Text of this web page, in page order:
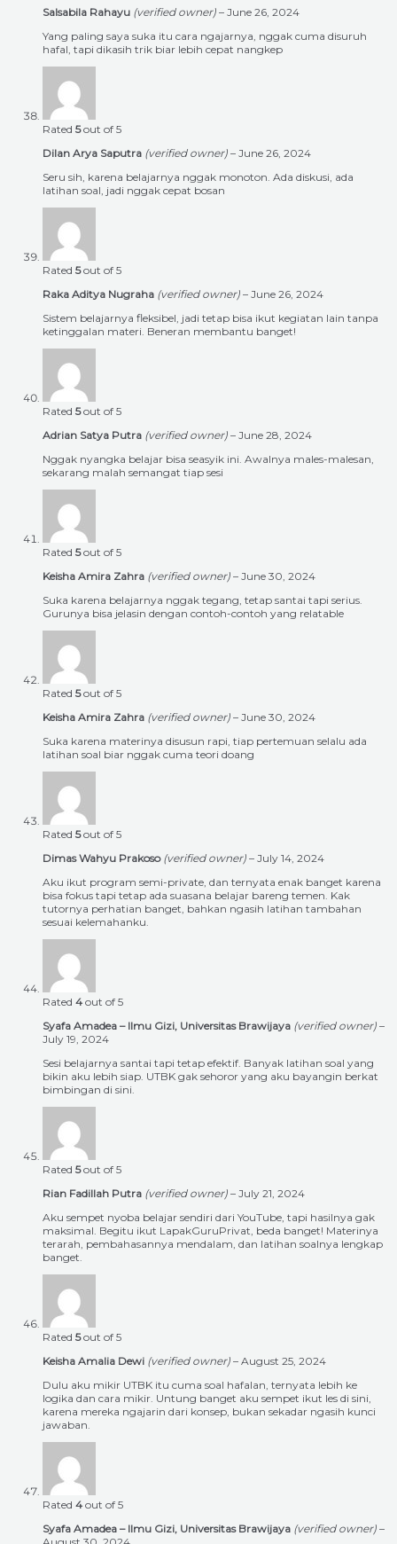
Salsabila Rahayu (verified owner) – June 26, 2024
Yang paling saya suka itu cara ngajarnya, nggak cuma disuruh
hafal, tapi dikasih trik biar lebih cepat nangkep
Rated 5out of 5
Dilan Arya Saputra (verified owner) – June 26, 2024
Seru sih, karena belajarnya nggak monoton. Ada diskusi, ada
latihan soal, jadi nggak cepat bosan
Rated 5out of 5
Raka Aditya Nugraha (verified owner) – June 26, 2024
Sistem belajarnya fleksibel, jadi tetap bisa ikut kegiatan lain tanpa
ketinggalan materi. Beneran membantu banget!
Rated 5out of 5
Adrian Satya Putra (verified owner) – June 28, 2024
Nggak nyangka belajar bisa seasyik ini. Awalnya males-malesan,
sekarang malah semangat tiap sesi
Rated 5out of 5
Keisha Amira Zahra (verified owner) – June 30, 2024
Suka karena belajarnya nggak tegang, tetap santai tapi serius.
Gurunya bisa jelasin dengan contoh-contoh yang relatable
Rated 5out of 5
Keisha Amira Zahra (verified owner) – June 30, 2024
Suka karena materinya disusun rapi, tiap pertemuan selalu ada
latihan soal biar nggak cuma teori doang
Rated 5out of 5
Dimas Wahyu Prakoso (verified owner) – July 14, 2024
Aku ikut program semi-private, dan ternyata enak banget karena
bisa fokus tapi tetap ada suasana belajar bareng temen. Kak
tutornya perhatian banget, bahkan ngasih latihan tambahan
sesuai kelemahanku.
Rated 4 out of 5
Syafa Amadea – Ilmu Gizi, Universitas Brawijaya (verified owner) –
July 19, 2024
Sesi belajarnya santai tapi tetap efektif. Banyak latihan soal yang
bikin aku lebih siap. UTBK gak sehoror yang aku bayangin berkat
bimbingan di sini.
Rated 5out of 5
Rian Fadillah Putra (verified owner) – July 21, 2024
Aku sempet nyoba belajar sendiri dari YouTube, tapi hasilnya gak
maksimal. Begitu ikut LapakGuruPrivat, beda banget! Materinya
terarah, pembahasannya mendalam, dan latihan soalnya lengkap
banget.
Rated 5out of 5
Keisha Amalia Dewi (verified owner) – August 25, 2024
Dulu aku mikir UTBK itu cuma soal hafalan, ternyata lebih ke
logika dan cara mikir. Untung banget aku sempet ikut les di sini,
karena mereka ngajarin dari konsep, bukan sekadar ngasih kunci
jawaban.
Rated 4 out of 5
Syafa Amadea – Ilmu Gizi, Universitas Brawijaya (verified owner) –